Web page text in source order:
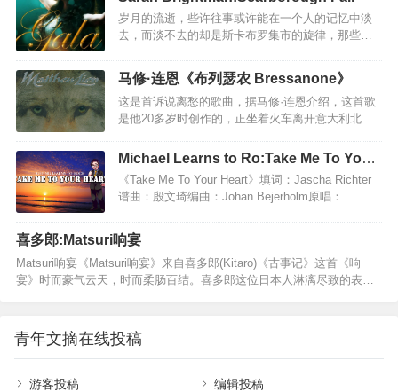
秒针却留不住一个黄昏曾经的爱很简单不需要费力
的眼神牵手走过无人山岗想时间再慢几分怀念啊我
们的青春啊…
《Caravan》，有一种旅行的轻松与惬意这是一首空
灵而富有穿透力的曲子，闭上眼睛跟随曲子的律
动，时而遨游于天际，时而策马扬鞭于茫茫无垠草
原，时而感受岁月俗风的温柔流淌，不着边际，神
游天外，怡然亦然。这首《Caravan》，轻松，鲜
人，聆听这样的音符，没有年代感，没有听不懂的
尴…
岁月的流逝，些许往事或许能在一个人的记忆中淡
去，而淡不去的却是斯卡布罗集市的旋律，那些快
默默守望它冉冉开放在相爱的日子，芬芳的誓言，
令人回首。Scarborough Fair（斯卡堡集市，也译作
斯卡布罗集市”），是一首旋律优美的经典英文歌
曲，曾作为第40届奥斯卡获奖影片《毕业生》（The
处的触动。《斯卡布罗集市》诉说了一个缠绵凄美
娘在战争中不幸遇难，但长满…
马修·连恩《布列瑟农 Bressanone》
这是首诉说离愁的歌曲，据马修·连恩介绍，这首歌
是他20多岁时创作的，正坐着火车离开意大利北部
他对这片土地饱含深情。[另外，据介绍，这首歌的
忧伤的旋律、如诗如画的歌词、马修·连恩清冽醇厚
的歌声，以及歌曲结尾处的火车铁轨声，常令听者
陶醉在歌曲所营造的忧伤而纯净的世界中。这首歌
在网络上常被誉为"世界上最伤感的英文歌曲"。以下
年轻的女孩，还有，也爱上了…
Michael Learns to Ro:Take Me To Your
Heart
《Take Me To Your Heart》填词：Jascha Richter
谱曲：殷文琦编曲：Johan Bejerholm原唱：
snow藏身于雨雪之中Trying to forget but I won't let
go努力忘记,但我怎能就这样离去Looking at a
crowded street看着熙熙攘攘的街道Listening to my
own heart beat却只能听见自…
喜多郎:Matsuri响宴
Matsuri响宴《Matsuri响宴》来自喜多郎(Kitaro)《古事记》这首《响
宴》时而豪气云天，时而柔肠百结。喜多郎这位日本人淋漓尽致的表达
仰自得，游心太玄。”，陶渊明的采菊东篱下，悠然见南山”，李太白的明
朝散发弄扁舟”，苏东坡的一蓑烟雨任平生”文字中都有相似的影子。听这
回肠。恍惚间，仿佛孤独的剑客，衣袂…
青年文摘在线投稿
游客投稿 编辑投稿